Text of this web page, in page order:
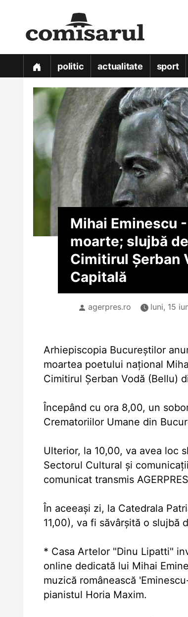
politic actualitate sport
Mihai Eminescu
moarte; slujbă
Cimitirul Şerban
Capitală
agerpres.ro luni, 15
Arhiepiscopia Bucureştilor
moartea poetului naţional
Cimitirul Şerban Vodă (Bellu)
Începând cu ora 8,00, un
Crematoriilor Umane din
Ulterior, la 10,00, va avea loc
Sectorul Cultural şi
comunicat transmis
În aceeaşi zi, la Catedrala
11,00), va fi săvârşită o slujbă
* Casa Artelor "Dinu Lipatti"
online dedicată lui Mihai
muzică românească
pianistul Horia Maxim.